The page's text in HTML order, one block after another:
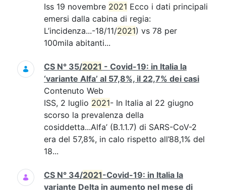
Iss 19 novembre 2021 Ecco i dati principali
emersi dalla cabina di regia:
L’incidenza...-18/11/2021) vs 78 per
100mila abitanti...
CS N° 35/2021 - Covid-19: in Italia la
‘variante Alfa’ al 57,8%, il 22,7% dei casi
Contenuto Web
ISS, 2 luglio 2021- In Italia al 22 giugno
scorso la prevalenza della
cosiddetta...Alfa’ (B.1.1.7) di SARS-CoV-2
era del 57,8%, in calo rispetto all’88,1% del
18...
CS N° 34/2021-Covid-19: in Italia la
variante Delta in aumento nel mese di